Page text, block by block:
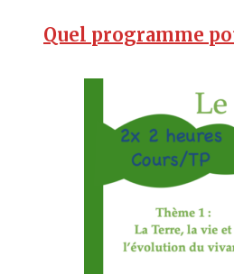
Quel programme